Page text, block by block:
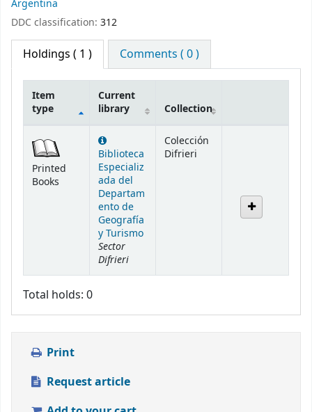
Argentina
DDC classification: 312
Holdings ( 1 ) Comments ( 0 )
Item
type
Current
library
Collection
Printed
Books
Biblioteca
Especializ
ada del
Departam
ento de
Geografía
y Turismo
Sector
Difrieri
Colección
Difrieri
Total holds: 0
Print
Request article